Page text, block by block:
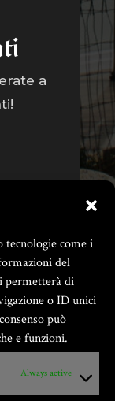
come i
del
permetterà di
o ID unici
può
e funzioni.
Always active
a
S.a.S. –